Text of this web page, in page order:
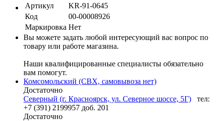
Артикул
KR-91-0645
Код
00-00008926
Маркировка Нет
Вы можете задать любой интересующий вас вопрос по
товару или работе магазина.
Наши квалифицированные специалисты обязательно
вам помогут.
Комсомольский (СВХ, самовывоза нет)
Достаточно
Северный (г. Красноярск, ул. Северное шоссе, 5Г)
тел:
+7 (391) 2199957 доб. 201
Достаточно